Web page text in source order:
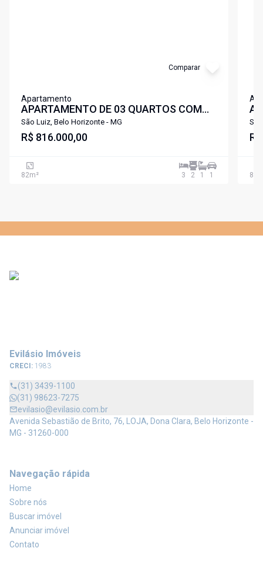
Comparar
Apartamento
APARTAMENTO DE 03 QUARTOS COM
SUITE AREA LAZER COMPLETA
PROXIMO A LAGOA DA PAMPULHA SÃO
São Luiz, Belo Horizonte - MG
R$ 816.000,00
82m² 3 2 1 1 82
Evilásio Imóveis
CRECI: 1983
(31) 3439-1100
(31) 98623-7275
evilasio@evilasio.com.br
Avenida Sebastião de Brito, 76, LOJA, Dona Clara, Belo Horizonte -
MG - 31260-000
Navegação rápida
Home
Sobre nós
Buscar imóvel
Anunciar imóvel
Contato